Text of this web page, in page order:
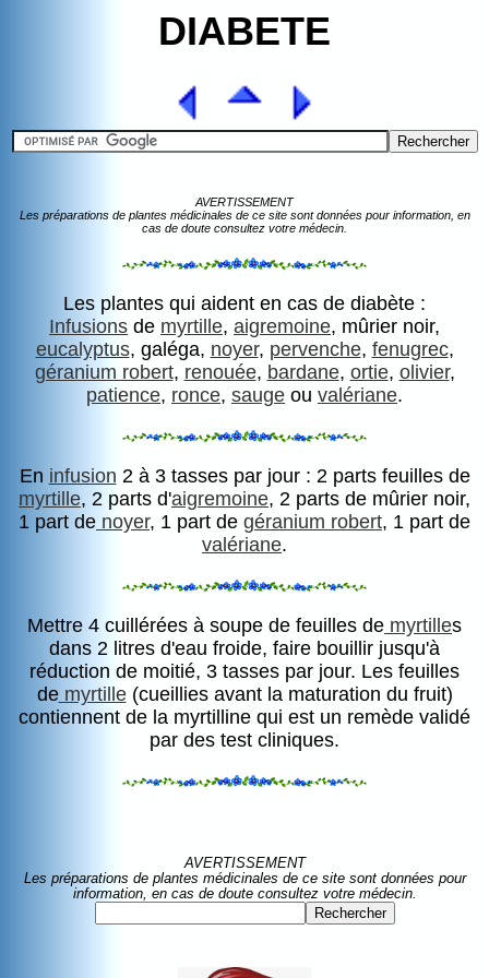
DIABETE
AVERTISSEMENT
Les préparations de plantes médicinales de ce site sont données pour information, en
cas de doute consultez votre médecin.
Les plantes qui aident en cas de diabète :
Infusions de myrtille, aigremoine, mûrier noir,
eucalyptus, galéga, noyer, pervenche, fenugrec,
géranium robert, renouée, bardane, ortie, olivier,
patience, ronce, sauge ou valériane.
En infusion 2 à 3 tasses par jour : 2 parts feuilles de
myrtille, 2 parts d'aigremoine, 2 parts de mûrier noir,
1 part de noyer, 1 part de géranium robert, 1 part de
valériane.
Mettre 4 cuillérées à soupe de feuilles de myrtilles
dans 2 litres d'eau froide, faire bouillir jusqu'à
réduction de moitié, 3 tasses par jour. Les feuilles
demyrtille(cueillies avant la maturation du fruit)
contiennent de la myrtilline qui est un remède validé
par des test cliniques.
AVERTISSEMENT
Les préparations de plantes médicinales de ce site sont données pour
information, en cas de doute consultez votre médecin.